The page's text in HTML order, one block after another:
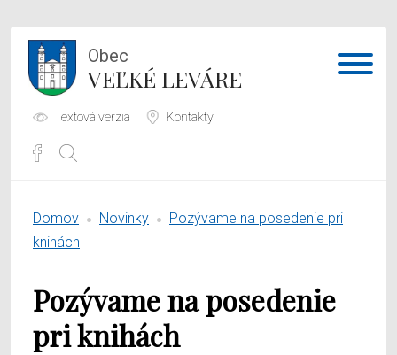
Obec
VEĽKÉ LEVÁRE
Textová verzia Kontakty
Samospráva
Domov Novinky
Pozývame na posedenie pri
knihách
Pozývame na posedenie
pri knihách